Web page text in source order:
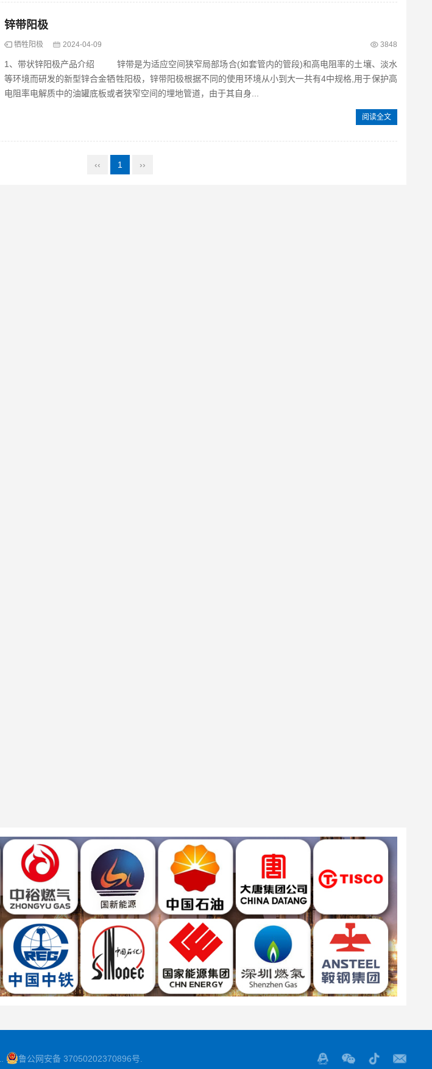
锌带阳极
牺牲阳极 2024-04-09 3848
1、带状锌阳极产品介绍 锌带是为适应空间狭窄局部场合(如套管内的管段)和高电阻率的土壤、淡水
等环境而研发的新型锌合金牺牲阳极，锌带阳极根据不同的使用环境从小到大一共有4中规格,用于保护高
电阻率电解质中的油罐底板或者狭窄空间的埋地管道，由于其自身...
阅读全文
‹‹ 1 ››
鲁公网安备 37050202370896号